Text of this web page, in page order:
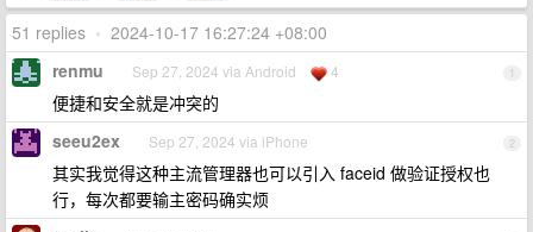
51 replies • 2024-10-17 16:27:24 +08:00
1
renmu Sep 27, 2024 via Android 4
便捷和安全就是冲突的
2
seeu2ex Sep 27, 2024 via iPhone
其实我觉得这种主流管理器也可以引入 faceid 做验证授权也
行，每次都要输主密码确实烦